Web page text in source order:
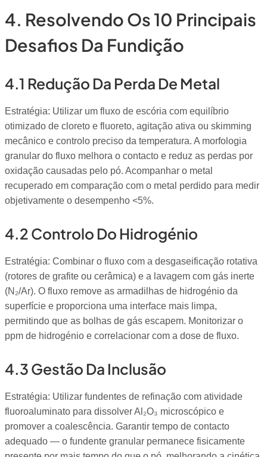
4. Resolvendo Os 10 Principais
Desafios Da Fundição
4.1 Redução Da Perda De Metal
Estratégia: Utilizar um fluxo de escória com equilíbrio
otimizado de cloreto e fluoreto, agitação ativa ou skimming
mecânico e controlo preciso da temperatura. A morfologia
granular do fluxo melhora o contacto e reduz as perdas por
oxidação causadas pelo pó. Acompanhar o metal
recuperado em comparação com o metal perdido para medir
objetivamente o desempenho <5%.
4.2 Controlo Do Hidrogénio
Estratégia: Combinar o fluxo com a desgaseificação rotativa
(rotores de grafite ou cerâmica) e a lavagem com gás inerte
(N₂/Ar). O fluxo remove as armadilhas de hidrogénio da
superfície e proporciona uma interface mais limpa,
permitindo que as bolhas de gás escapem. Monitorizar o
ppm de hidrogénio e correlacionar com a dose de fluxo.
4.3 Gestão Da Inclusão
Estratégia: Utilizar fundentes de refinação com atividade
fluoroaluminato para dissolver Al₂O₃ microscópico e
promover a coalescência. Garantir tempo de contacto
adequado — o fundente granular permanece fisicamente